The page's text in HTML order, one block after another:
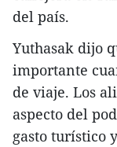
del país.
Yuthasak dijo
importante
de viaje. Los
aspecto del
gasto turístico